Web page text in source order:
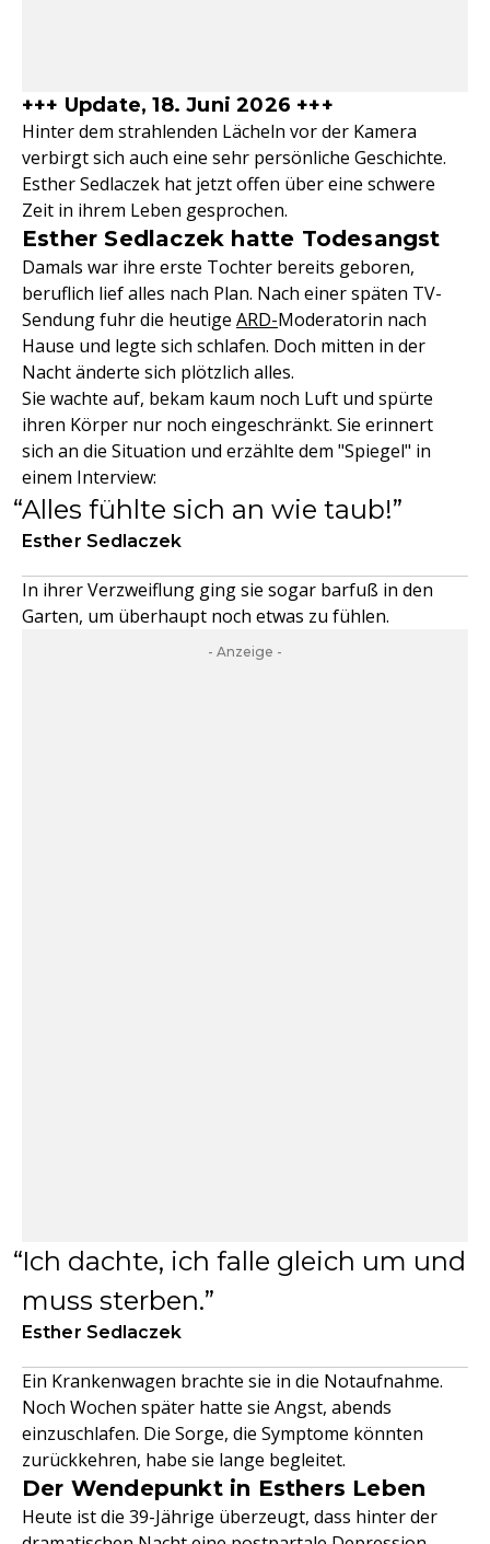
+++ Update, 18. Juni 2026 +++
Hinter dem strahlenden Lächeln vor der Kamera
verbirgt sich auch eine sehr persönliche Geschichte.
Esther Sedlaczek hat jetzt offen über eine schwere
Zeit in ihrem Leben gesprochen.
Esther Sedlaczek hatte Todesangst
Damals war ihre erste Tochter bereits geboren,
beruflich lief alles nach Plan. Nach einer späten TV-
Sendung fuhr die heutige ARD-Moderatorin nach
Hause und legte sich schlafen. Doch mitten in der
Nacht änderte sich plötzlich alles.
Sie wachte auf, bekam kaum noch Luft und spürte
ihren Körper nur noch eingeschränkt. Sie erinnert
sich an die Situation und erzählte dem "Spiegel" in
einem Interview:
Alles fühlte sich an wie taub!
Esther Sedlaczek
In ihrer Verzweiflung ging sie sogar barfuß in den
Garten, um überhaupt noch etwas zu fühlen.
- Anzeige -
Ich dachte, ich falle gleich um und
muss sterben.
Esther Sedlaczek
Ein Krankenwagen brachte sie in die Notaufnahme.
Noch Wochen später hatte sie Angst, abends
einzuschlafen. Die Sorge, die Symptome könnten
zurückkehren, habe sie lange begleitet.
Der Wendepunkt in Esthers Leben
Heute ist die 39-Jährige überzeugt, dass hinter der